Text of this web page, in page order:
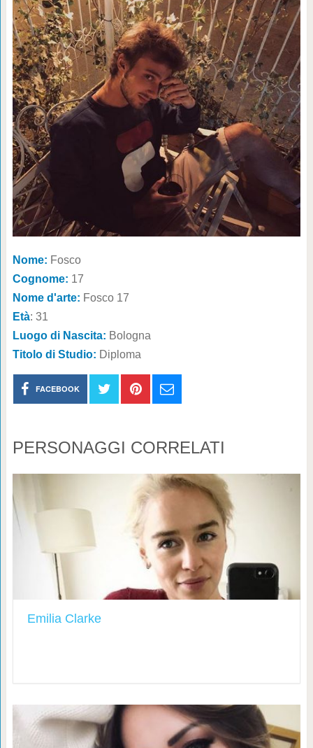
Nome: Fosco
Cognome: 17
Nome d'arte: Fosco 17
Età: 31
Luogo di Nascita: Bologna
Titolo di Studio: Diploma
FACEBOOK
PERSONAGGI CORRELATI
Emilia Clarke